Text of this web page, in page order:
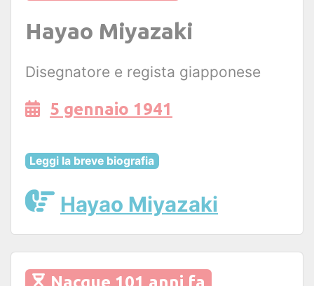
Hayao Miyazaki
Disegnatore e regista giapponese
5 gennaio 1941
Leggi la breve biografia
Hayao Miyazaki
Nacque 101 anni fa